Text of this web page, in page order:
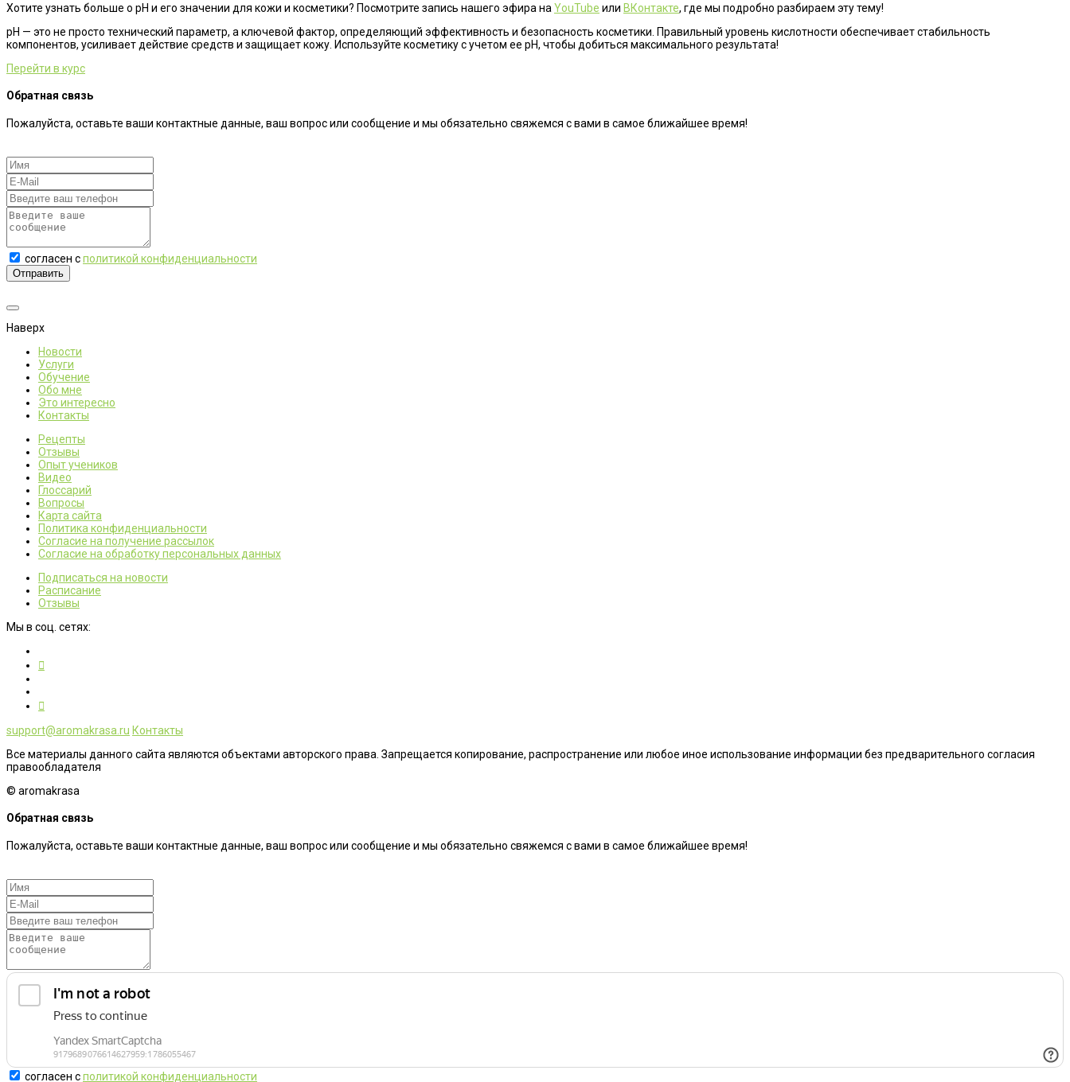
Хотите узнать больше о рН и его значении для кожи и косметики? Посмотрите запись нашего эфира на YouTube или ВКонтакте, где мы подробно разбираем эту тему!
рН — это не просто технический параметр, а ключевой фактор, определяющий эффективность и безопасность косметики. Правильный уровень кислотности обеспечивает стабильность
компонентов, усиливает действие средств и защищает кожу. Используйте косметику с учетом ее рН, чтобы добиться максимального результата!
Перейти в курс
Обратная связь
Пожалуйста, оставьте ваши контактные данные, ваш вопрос или сообщение и мы обязательно свяжемся с вами в самое ближайшее время!
согласен сполитикой конфиденциальности
Отправить
Наверх
Новости
Услуги
Обучение
Обо мне
Это интересно
Контакты
Рецепты
Отзывы
Опыт учеников
Видео
Глоссарий
Вопросы
Карта сайта
Политика конфиденциальности
Согласие на получение рассылок
Согласие на обработку персональных данных
Подписаться на новости
Расписание
Отзывы
Мы в соц. сетях:
support@aromakrasa.ru Контакты
Все материалы данного сайта являются объектами авторского права. Запрещается копирование, распространение или любое иное использование информации без предварительного согласия
правообладателя
© aromakrasa
Обратная связь
Пожалуйста, оставьте ваши контактные данные, ваш вопрос или сообщение и мы обязательно свяжемся с вами в самое ближайшее время!
согласен сполитикой конфиденциальности